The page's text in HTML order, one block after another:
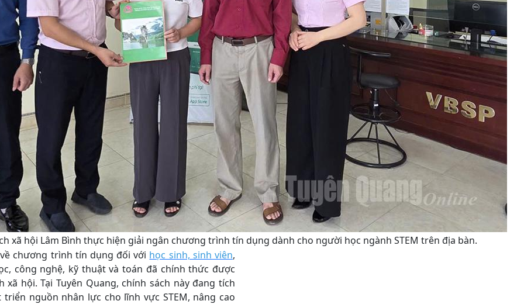
xã hội Lâm Bình thực hiện giải ngân chương trình tín dụng dành cho người học ngành STEM trên địa bàn.
chương trình tín dụng đối với học sinh, sinh viên,
công nghệ, kỹ thuật và toán đã chính thức được
hội. Tại Tuyên Quang, chính sách này đang tích
nguồn nhân lực cho lĩnh vực STEM, nâng cao